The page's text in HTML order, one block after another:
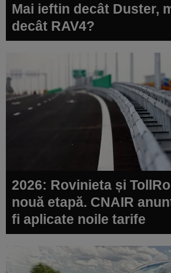
Mai ieftin decât Duster,
decât RAV4?
2026: Rovinieta și
nouă etapă. CNAIR
fi aplicate noile tarife